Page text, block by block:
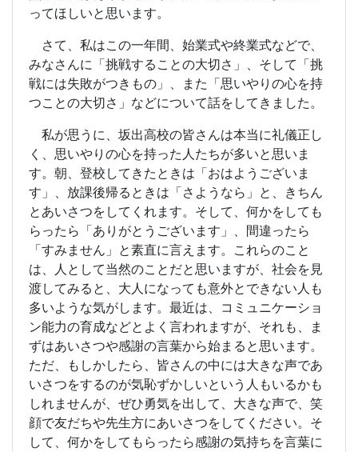
ってほしいと思います。
さて、私はこの一年間、始業式や終業式などで、
みなさんに「挑戦することの大切さ」、そして「挑
戦には失敗がつきもの」、また「思いやりの心を持
つことの大切さ」などについて話をしてきました。
私が思うに、坂出高校の皆さんは本当に礼儀正し
く、思いやりの心を持った人たちが多いと思いま
す。朝、登校してきたときは「おはようございま
す」、放課後帰るときは「さようなら」と、きちん
とあいさつをしてくれます。そして、何かをしても
らったら「ありがとうございます」、間違ったら
「すみません」と素直に言えます。これらのこと
は、人として当然のことだと思いますが、社会を見
渡してみると、大人になっても意外とできない人も
多いような気がします。最近は、コミュニケーショ
ン能力の育成などとよく言われますが、それも、ま
ずはあいさつや感謝の言葉から始まると思います。
ただ、もしかしたら、皆さんの中には大きな声であ
いさつをするのが気恥ずかしいという人もいるかも
しれませんが、ぜひ勇気を出して、大きな声で、笑
顔で友だちや先生方にあいさつをしてください。そ
して、何かをしてもらったら感謝の気持ちを言葉に